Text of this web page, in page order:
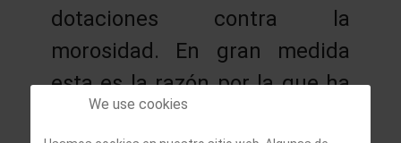
dotaciones contra la
morosidad. En gran medida
esta es la razón por la que ha
subido la cobertura de la
We use cookies